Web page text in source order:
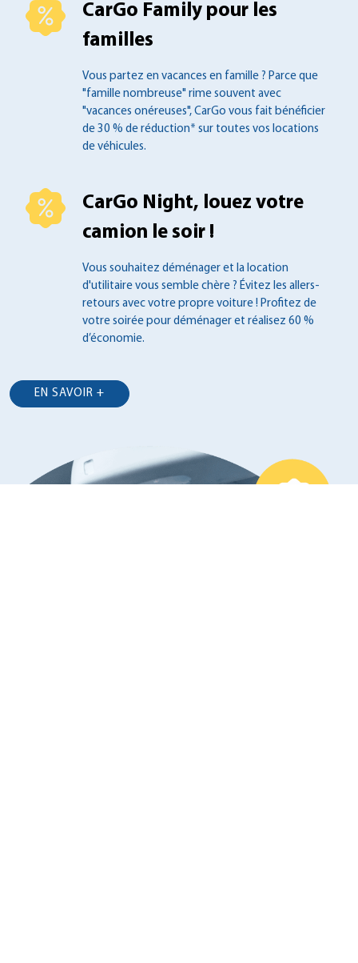
CarGo Family pour les
familles
Vous partez en vacances en famille ? Parce que
"famille nombreuse" rime souvent avec
"vacances onéreuses", CarGo vous fait bénéficier
de 30 % de réduction* sur toutes vos locations
de véhicules.
CarGo Night, louez votre
camion le soir !
Vous souhaitez déménager et la location
d'utilitaire vous semble chère ? Évitez les allers-
retours avec votre propre voiture ! Profitez de
votre soirée pour déménager et réalisez 60 %
d’économie.
EN SAVOIR +